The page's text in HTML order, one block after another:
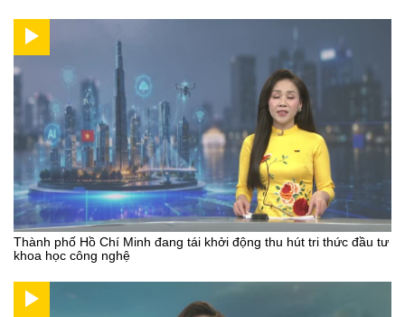
Thành phố Hồ Chí Minh đang tái khởi động thu hút tri thức đầu tư
khoa học công nghệ